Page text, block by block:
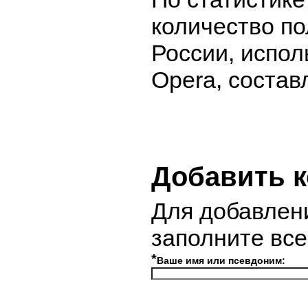
количество
России,
Opera,
Добавить
Для
заполните
*Ваше имя или псевдоним: